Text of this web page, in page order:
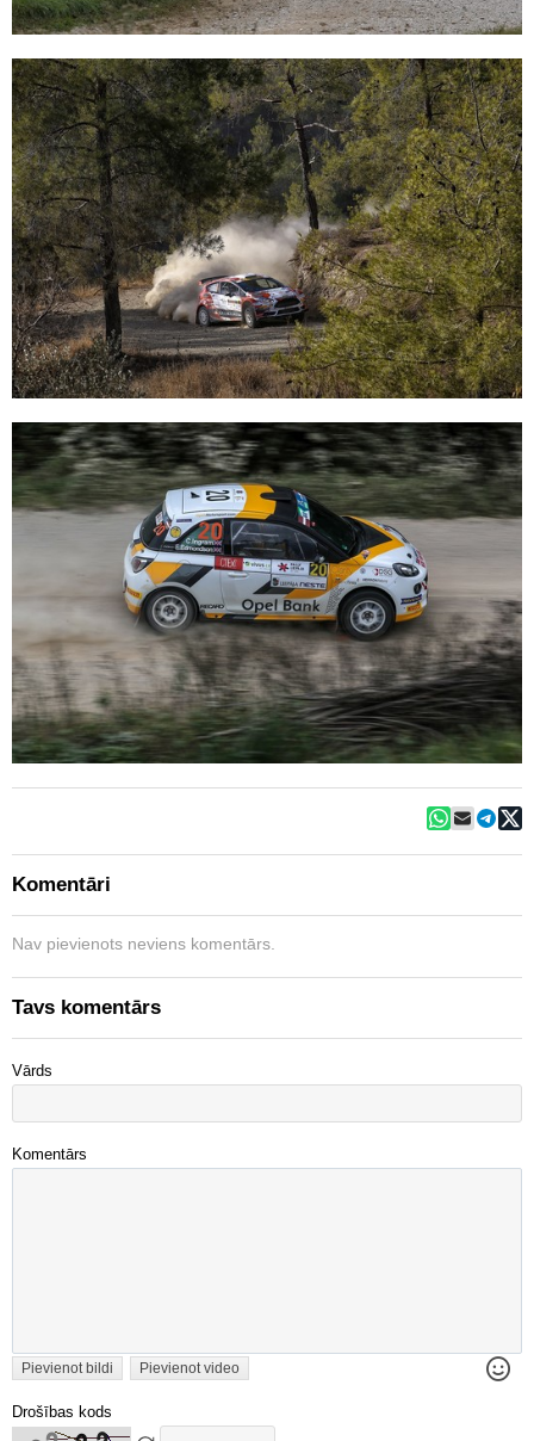
Komentāri
Nav pievienots neviens komentārs.
Tavs komentārs
Vārds
Komentārs
Pievienot bildi Pievienot video
Drošības kods